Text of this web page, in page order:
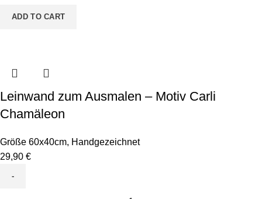
quantity
ADD TO CART
Leinwand zum Ausmalen – Motiv Carli
Chamäleon
Größe 60x40cm, Handgezeichnet
29,90 €